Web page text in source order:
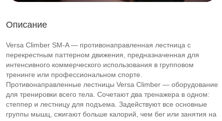
Описание
Versa Climber SM-A — противонаправленная лестница с
перекрестным паттерном движения, предназначенная для
интенсивного коммерческого использования в групповом
тренинге или профессиональном спорте.
Противонаправленные лестницы Versa Climber — оборудование
для тренировки всего тела. Сочетают два тренажера в одном:
степпер и лестницу для подъема. Задействуют все основные
группы мышц, сжигают больше калорий, чем бег или занятия на